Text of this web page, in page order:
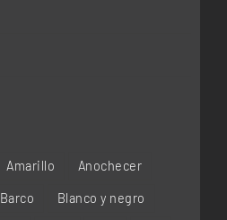
Amarillo Anochecer
Barco Blanco y negro